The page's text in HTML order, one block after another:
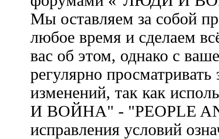
Мы оставляем за собой
любое время и сделаем
вас об этом, однако с
регулярно просматривать
изменений, так как
И ВОЙНА" - "PEOPLE
исправления условий